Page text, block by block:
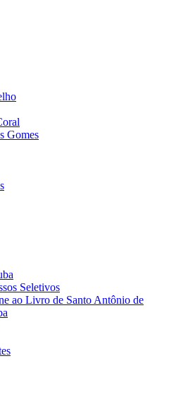
Gomes
Seletivos
ao Livro de Santo Antônio de